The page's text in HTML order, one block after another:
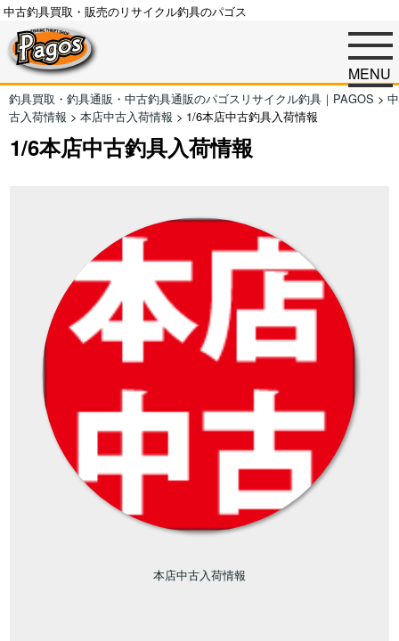
中古釣具買取・販売のリサイクル釣具のパゴス
MENU
釣具買取・釣具通販・中古釣具通販のパゴスリサイクル釣具｜PAGOS > 中
古入荷情報 > 本店中古入荷情報 > 1/6本店中古釣具入荷情報
1/6本店中古釣具入荷情報
本店中古入荷情報